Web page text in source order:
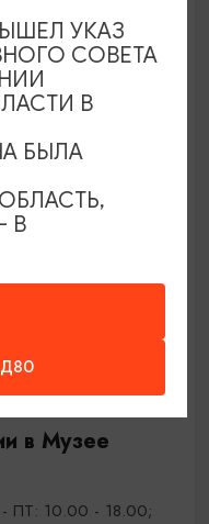
во
в Музее
ПТ: 10.00 - 18.00;
УКАЗ
СОВЕТА
В
БЫЛА
В